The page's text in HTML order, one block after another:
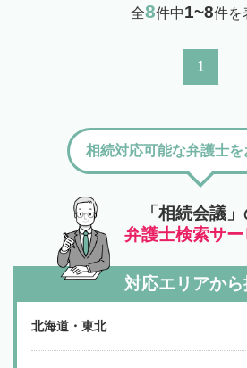
全8件中1~8件を
1
「相続会議
弁護士検索サー
相続対応可能な弁護士を
対応エリアから
北海道・東北